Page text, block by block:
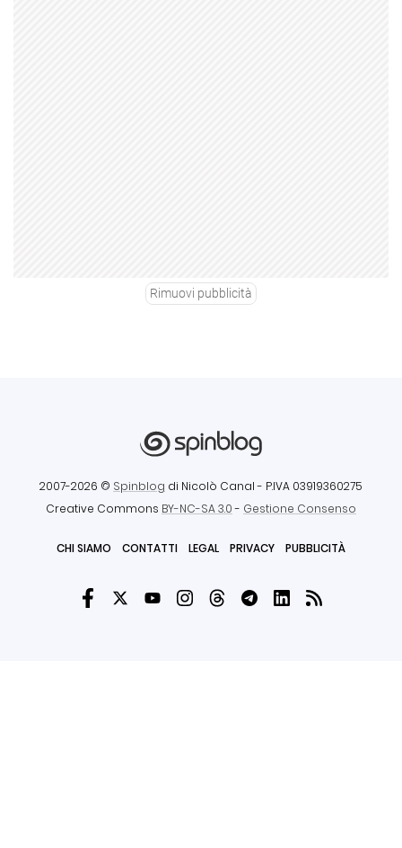
Rimuovi pubblicità
2007-2026 © Spinblog di Nicolò Canal - P.IVA 03919360275
Creative Commons BY-NC-SA 3.0- Gestione Consenso
CHI SIAMO CONTATTI LEGAL PRIVACY PUBBLICITÀ